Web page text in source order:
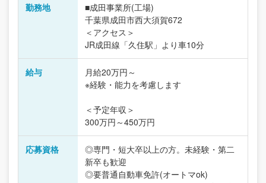
勤務地
■成田事業所(工場)
千葉県成田市西大須賀672
＜アクセス＞
JR成田線「久住駅」より車10分
給与
月給20万円～
※経験・能力を考慮します
＜予定年収＞
300万円～450万円
応募資格
◎専門・短大卒以上の方。未経験・第二
新卒も歓迎
◎要普通自動車免許(オートマok)